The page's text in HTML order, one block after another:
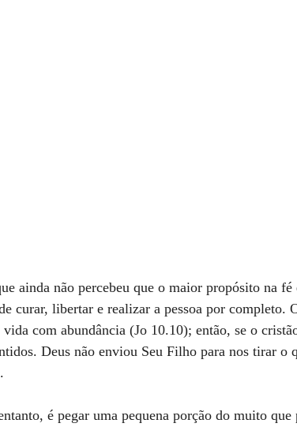
ainda não percebeu que o maior propósito na fé
curar, libertar e realizar a pessoa por completo.
com abundância (Jo 10.10); então, se o
Deus não enviou Seu Filho para nos tirar o
é pegar uma pequena porção do muito que